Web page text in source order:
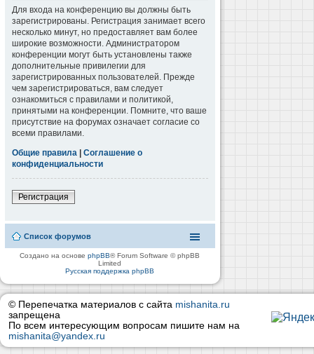
Для входа на конференцию вы должны быть
зарегистрированы. Регистрация занимает всего
несколько минут, но предоставляет вам более
широкие возможности. Администратором
конференции могут быть установлены также
дополнительные привилегии для
зарегистрированных пользователей. Прежде
чем зарегистрироваться, вам следует
ознакомиться с правилами и политикой,
принятыми на конференции. Помните, что ваше
присутствие на форумах означает согласие со
всеми правилами.
Общие правила | Соглашение о
конфиденциальности
Регистрация
Список форумов
Создано на основеphpBB® Forum Software © phpBB
Limited
Русская поддержка phpBB
© Перепечатка материалов с сайта mishanita.ru
запрещена
По всем интересующим вопросам пишите нам на
mishanita@yandex.ru